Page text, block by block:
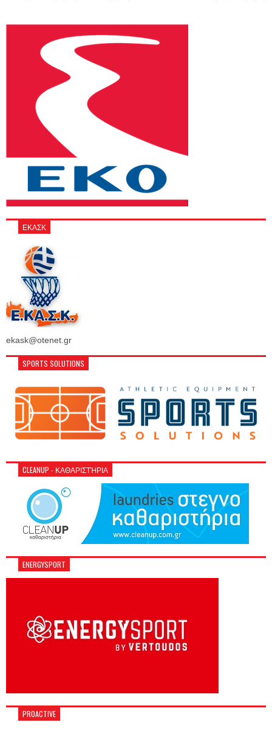
ΕΚΑΣΚ
ekask@otenet.gr
SPORTS SOLUTIONS
CLEANUP - ΚΑΘΑΡΙΣΤΉΡΙΑ
ENERGYSPORT
PROACTIVE